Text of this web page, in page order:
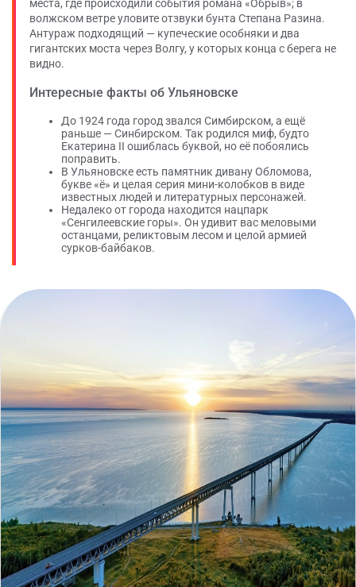
места, где происходили события романа «Обрыв»; в
волжском ветре уловите отзвуки бунта Степана Разина.
Антураж подходящий — купеческие особняки и два
гигантских моста через Волгу, у которых конца с берега не
видно.
Интересные факты об Ульяновске
До 1924 года город звался Симбирском, а ещё
раньше — Синбирском. Так родился миф, будто
Екатерина II ошиблась буквой, но её побоялись
поправить.
В Ульяновске есть памятник дивану Обломова,
букве «ё» и целая серия мини-колобков в виде
известных людей и литературных персонажей.
Недалеко от города находится нацпарк
«Сенгилеевские горы». Он удивит вас меловыми
останцами, реликтовым лесом и целой армией
сурков-байбаков.